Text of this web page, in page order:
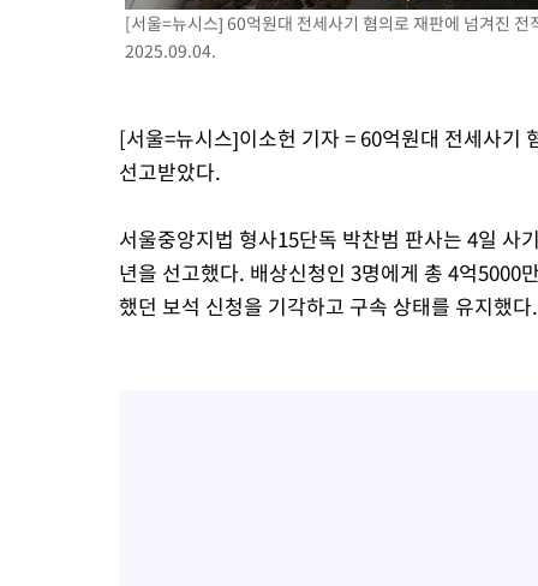
[속보]코스피, 47.56포인트(0.76%) 오른 6306.33 개장
[서울=뉴시스] 60억원대 전세사기 혐의로 재판에 넘겨진
2025.09.04.
[서울=뉴시스]이소헌 기자 = 60억원대 전세사기
선고받았다.
서울중앙지법 형사15단독 박찬범 판사는 4일 사
년을 선고했다. 배상신청인 3명에게 총 4억5000
했던 보석 신청을 기각하고 구속 상태를 유지했다.